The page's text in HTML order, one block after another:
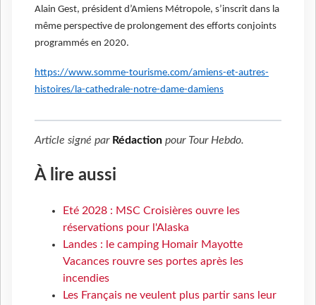
Alain Gest, président d’Amiens Métropole, s’inscrit dans la
même perspective de prolongement des efforts conjoints
programmés en 2020.
https://www.somme-tourisme.com/amiens-et-autres-
histoires/la-cathedrale-notre-dame-damiens
Article signé par Rédaction pour Tour Hebdo.
À lire aussi
Eté 2028 : MSC Croisières ouvre les
réservations pour l'Alaska
Landes : le camping Homair Mayotte
Vacances rouvre ses portes après les
incendies
Les Français ne veulent plus partir sans leur